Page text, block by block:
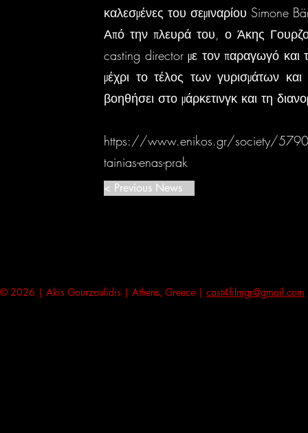
καλεσμένες του σεμιναρίου Simone
Από την πλευρά του, ο Άκης
casting director με τον παραγωγό
μέχρι το τέλος των γυρισμάτων
βοηθήσει στο μάρκετινγκ και τη
https://www.enikos.gr/society/
tainias-enas-prak
< Previous News
© 2026 | Akis Gourzoulidis | Athens, Greece | cast4filmgr@gmail.com